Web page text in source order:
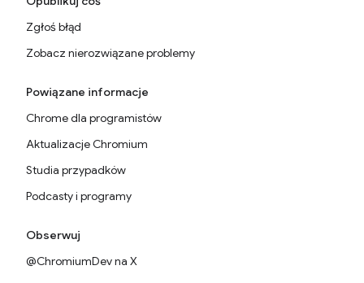
Zgłoś błąd
Zobacz nierozwiązane problemy
Powiązane informacje
Chrome dla programistów
Aktualizacje Chromium
Studia przypadków
Podcasty i programy
Obserwuj
@ChromiumDev na X